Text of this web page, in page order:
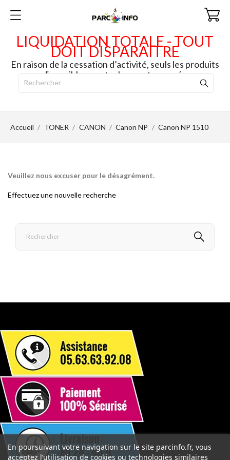
LIQUIDATION TOTALE - TOUT
DOIT DISPARAITRE
En raison de la cessation d’activité, seuls les produits
disponibles en stock seront envoyés.
Accueil TONER CANON Canon NP Canon NP 1510
Veuillez nous excuser pour le désagrément.
Effectuez une nouvelle recherche
En poursuivant votre navigation sur le site parcinfo.fr, vous
acceptez l’utilisation de cookies ou technologies similaires